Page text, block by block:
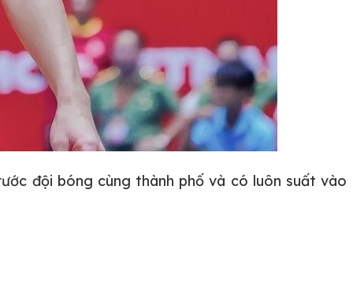
đội bóng cùng thành phố và có luôn suất vào